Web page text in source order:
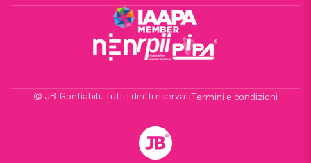
© JB-Gonfiabili. Tutti i diritti riservatiTermini e condizioni